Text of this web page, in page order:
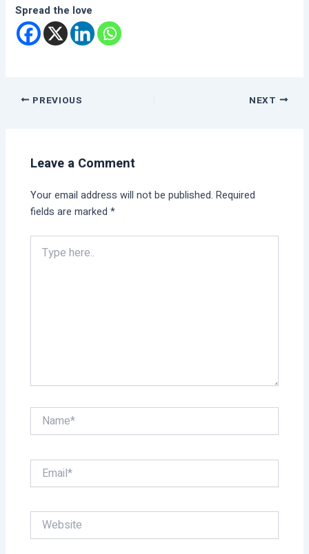
Spread the love
PREVIOUS NEXT
Leave a Comment
Your email address will not be published. Required
fields are marked*
Type
here..
Name*
Email*
Website